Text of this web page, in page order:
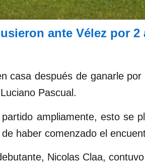
ante Vélez por 2
casa después de ganarle
Pascual.
ampliamente, esto se
haber comenzado el
Nicolas Claa,